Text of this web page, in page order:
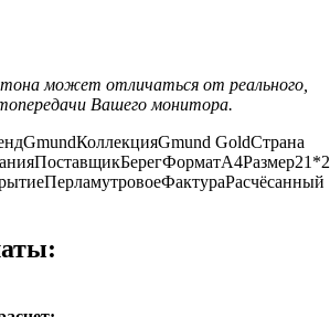
может отличаться от реального,
Вашего монитора.
GmundКоллекцияGmund GoldСтрана
ПоставщикБерегФорматА4Размер
ПерламутровоеФактураРасчёсанный